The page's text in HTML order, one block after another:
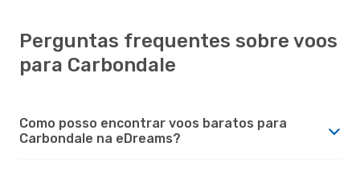
Perguntas frequentes sobre voos
para Carbondale
Como posso encontrar voos baratos para
Carbondale na eDreams?